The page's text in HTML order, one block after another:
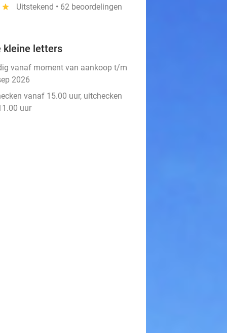
star
Uitstekend • 62 beoordelingen
kleine letters
vanaf moment van aankoop t/m
2026
vanaf 15.00 uur, uitchecken
uur